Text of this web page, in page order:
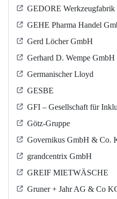
GEDORE
GEHE Pharma Handel
Gerd Löcher GmbH
Gerhard D. Wempe
Germanischer Lloyd
GESBE
GFI – Gesellschaft für
Götz-Gruppe
Governikus GmbH & Co.
grandcentrix GmbH
GREIF MIETWÄSCHE
Gruner + Jahr AG & Co